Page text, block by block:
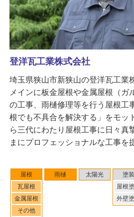
屋根
瓦屋根
金属屋根
その他
雨樋 太陽光
塗装
屋根
外壁
登洋瓦工業株式会社
埼玉県狭山市新狭山の登洋瓦工業
メインに板金屋根や金属屋根（ガ
の工事、雨樋修理等を行う屋根工
根でも不具合を解決する」をモッ
ら三代にわたり屋根工事に日々真
まにプロフェッショナルな工事を